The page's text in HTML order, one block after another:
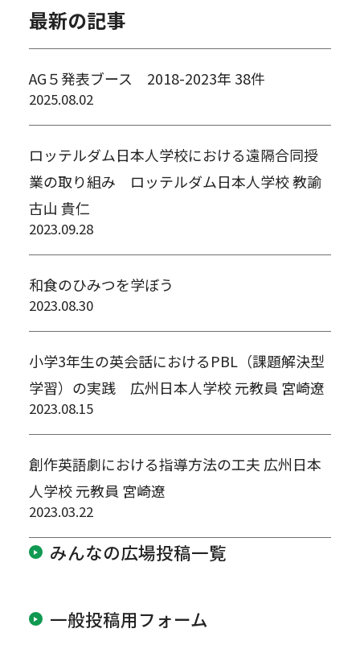
最新の記事
AG５発表ブース 2018-2023年 38件
2025.08.02
ロッテルダム日本人学校における遠隔合同授
業の取り組み ロッテルダム日本人学校 教諭
古山 貴仁
2023.09.28
和食のひみつを学ぼう
2023.08.30
小学3年生の英会話におけるPBL（課題解決型
学習）の実践 広州日本人学校 元教員 宮崎遼
2023.08.15
創作英語劇における指導方法の工夫 広州日本
人学校 元教員 宮崎遼
2023.03.22
みんなの広場投稿一覧
一般投稿用フォーム